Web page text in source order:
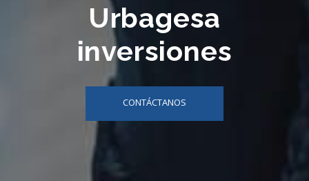
Urbagesa
inversiones
CONTÁCTANOS